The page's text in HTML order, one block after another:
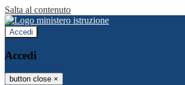
Salta al contenuto
Accedi
Accedi
button close ×